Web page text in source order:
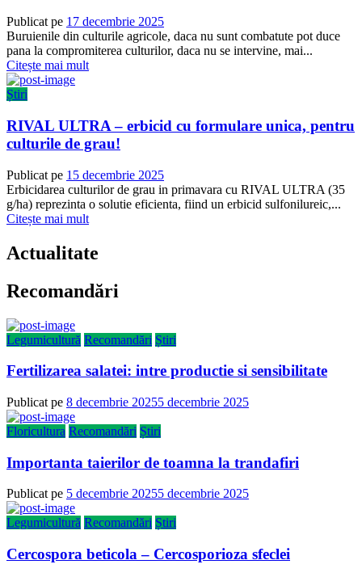
Publicat pe 17 decembrie 2025
Buruienile din culturile agricole, daca nu sunt combatute pot duce
pana la compromiterea culturilor, daca nu se intervine, mai...
Citește mai mult
Știri
RIVAL ULTRA – erbicid cu formulare unica, pentru
culturile de grau!
Publicat pe 15 decembrie 2025
Erbicidarea culturilor de grau in primavara cu RIVAL ULTRA (35
g/ha) reprezinta o solutie eficienta, fiind un erbicid sulfonilureic,...
Citește mai mult
Actualitate
Recomandări
Legumicultură Recomandări Știri
Fertilizarea salatei: intre productie si sensibilitate
Publicat pe 8 decembrie 20255 decembrie 2025
Floricultura Recomandări Știri
Importanta taierilor de toamna la trandafiri
Publicat pe 5 decembrie 20255 decembrie 2025
Legumicultură Recomandări Știri
Cercospora beticola – Cercosporioza sfeclei